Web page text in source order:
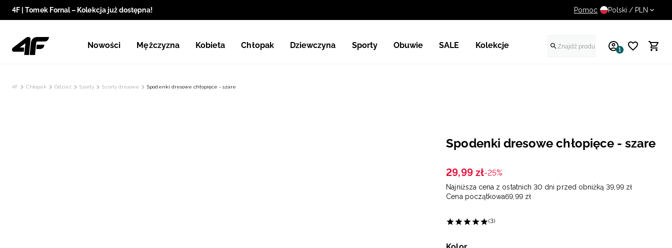
4F | Tomek Fornal – Kolekcja już dostępna! UWAGA NA FAŁSZYWE
Pomoc Polski / PLN
Nowości Mężczyzna Kobieta Chłopak Dziewczyna Sporty Obuwie SALE Kolekcje 1
4F Chłopak Odzież Szorty Szorty dresowe Spodenki dresowe chłopięce - szare
Spodenki dresowe chłopięce - szare
29,99 zł-25%
Najniższa cena z ostatnich 30 dni przed obniżką 39 99 zł
Cena początkowa69 99 zł
(3)